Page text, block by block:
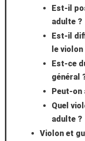
Est-il
adulte ?
Est-il
le violon
Est-ce
général
Peut-on
Quel
adulte ?
Violon et